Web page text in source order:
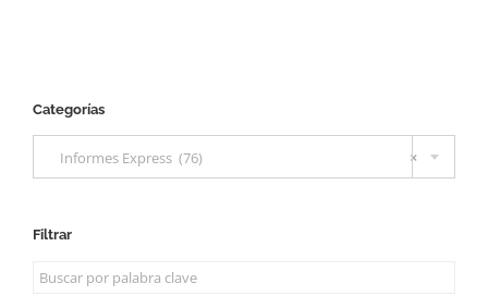
Categorías

×
Informes Express (76)
Filtrar